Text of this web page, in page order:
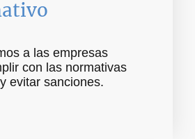
a las empresas
con las normativas
evitar sanciones.